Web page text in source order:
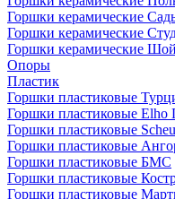
Горшки керамические
Горшки керамические
Горшки керамические
Опоры
Пластик
Горшки пластиковые
Горшки пластиковые Elho
Горшки пластиковые
Горшки пластиковые
Горшки пластиковые БМС
Горшки пластиковые
Горшки пластиковые